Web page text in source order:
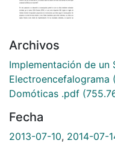
Archivos
Implementación de un
Electroencefalograma
Domóticas .pdf
Fecha
2013-07-10, 2014-07-